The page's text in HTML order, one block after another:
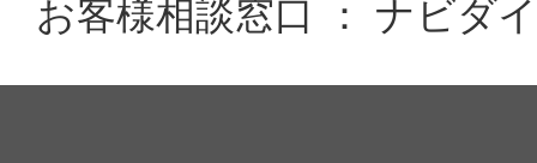
お客様相談窓口 ： ナビダ